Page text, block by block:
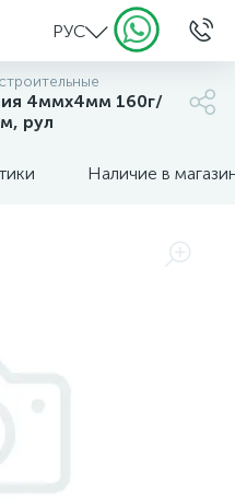
РУС
4ммх4мм 160г/
рул
Наличие в